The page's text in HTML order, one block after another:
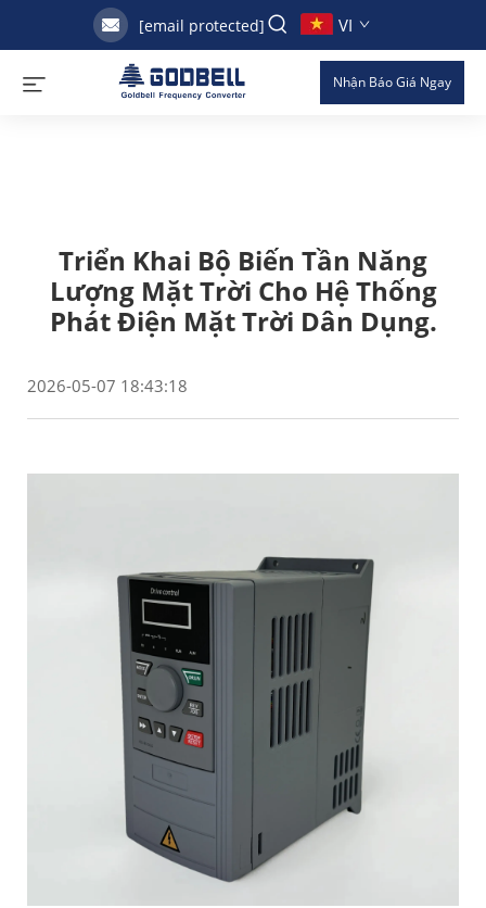
[email protected] VI
Nhận Báo Giá Ngay
Triển Khai Bộ Biến Tần Năng
Lượng Mặt Trời Cho Hệ Thống
Phát Điện Mặt Trời Dân Dụng.
2026-05-07 18:43:18